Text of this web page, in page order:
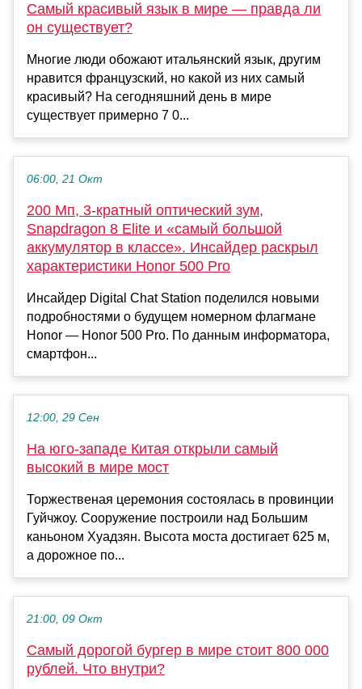
Самый красивый язык в мире — правда ли
он существует?
Многие люди обожают итальянский язык, другим
нравится французский, но какой из них самый
красивый? На сегодняшний день в мире
существует примерно 7 0...
06:00, 21 Окт
200 Мп, 3-кратный оптический зум,
Snapdragon 8 Elite и «самый большой
аккумулятор в классе». Инсайдер раскрыл
характеристики Honor 500 Pro
Инсайдер Digital Chat Station поделился новыми
подробностями о будущем номерном флагмане
Honor — Honor 500 Pro. По данным информатора,
смартфон...
12:00, 29 Сен
На юго-западе Китая открыли самый
высокий в мире мост
Торжественая церемония состоялась в провинции
Гуйчжоу. Сооружение построили над Большим
каньоном Хуадзян. Высота моста достигает 625 м,
а дорожное по...
21:00, 09 Окт
Самый дорогой бургер в мире стоит 800 000
рублей. Что внутри?